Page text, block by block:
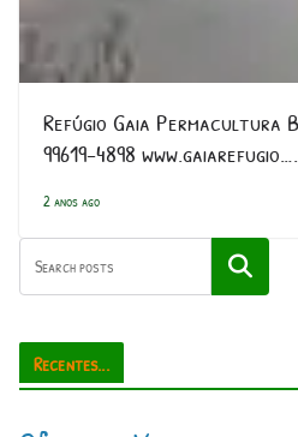
Refúgio Gaia Permacultura
99619-4898 www.gaiarefugio….
2 anos ago
Pesquisar
Recentes...